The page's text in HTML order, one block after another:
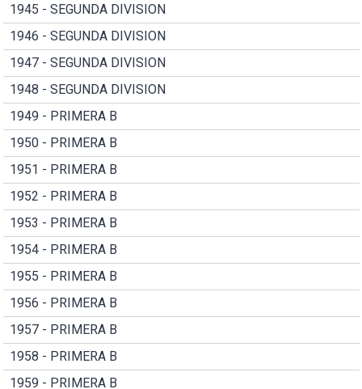
1945 - SEGUNDA DIVISION
1946 - SEGUNDA DIVISION
1947 - SEGUNDA DIVISION
1948 - SEGUNDA DIVISION
1949 - PRIMERA B
1950 - PRIMERA B
1951 - PRIMERA B
1952 - PRIMERA B
1953 - PRIMERA B
1954 - PRIMERA B
1955 - PRIMERA B
1956 - PRIMERA B
1957 - PRIMERA B
1958 - PRIMERA B
1959 - PRIMERA B